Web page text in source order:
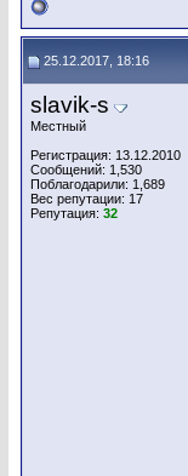
25.12.2017, 18:16
slavik-s
Местный
Регистрация: 13.12.2010
Сообщений: 1,530
Поблагодарили: 1,689
Вес репутации: 17
Репутация: 32